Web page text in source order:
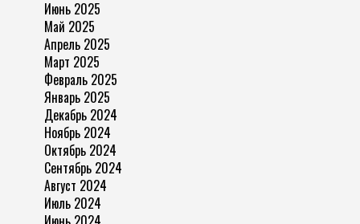
Июнь 2025
Май 2025
Апрель 2025
Март 2025
Февраль 2025
Январь 2025
Декабрь 2024
Ноябрь 2024
Октябрь 2024
Сентябрь 2024
Август 2024
Июль 2024